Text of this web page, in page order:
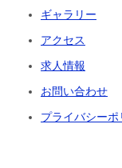
ギャラリー
アクセス
求人情報
お問い合わせ
プライバシーポ